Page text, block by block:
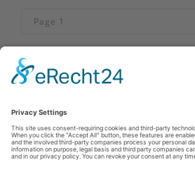
Imprint|Privacy policy|Declaration of